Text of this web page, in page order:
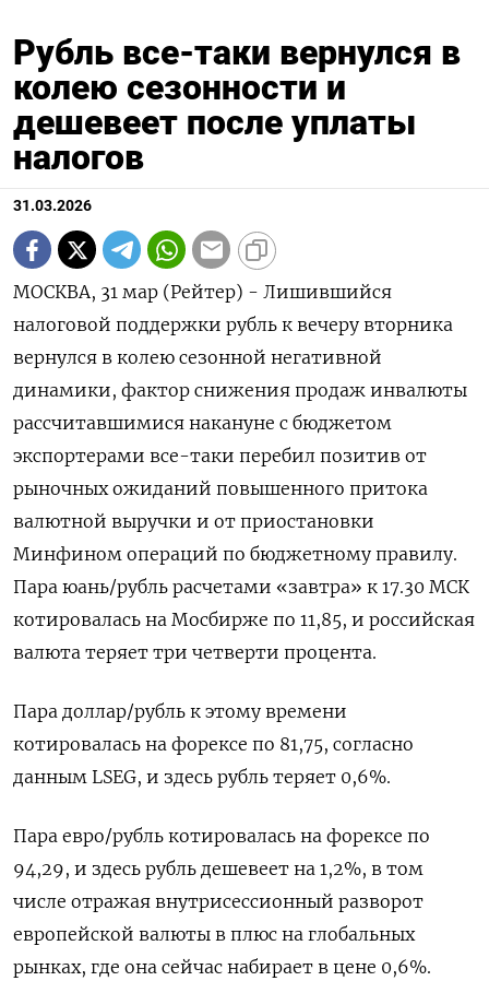
Рубль все-таки вернулся в
колею сезонности и
дешевеет после уплаты
налогов
31.03.2026
МОСКВА, 31 мар (Рейтер) - Лишившийся
налоговой поддержки рубль к вечеру вторника
вернулся в колею сезонной негативной
динамики, фактор снижения продаж инвалюты
рассчитавшимися накануне с бюджетом
экспортерами все-таки перебил позитив от
рыночных ожиданий повышенного притока
валютной выручки и от приостановки
Минфином операций по бюджетному правилу.
Пара юань/рубль расчетами «завтра» к ‌17.30 МСК
котировалась на Мосбирже по 11,85, и российская
валюта теряет три четверти процента.
Пара доллар/рубль к этому времени
котировалась на форексе по 81,75, согласно
данным LSEG, и здесь рубль теряет 0,6%.
Пара евро/рубль котировалась на форексе по
94,29, и здесь рубль дешевеет на 1,2%, в том ​
числе отражая внутрисессионный разворот
европейской валюты в плюс ​на глобальных
рынках, где она сейчас набирает ​в цене ⁠0,6%.